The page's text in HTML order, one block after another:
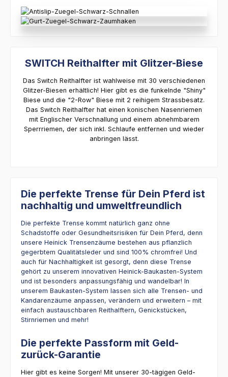
SWITCH Reithalfter mit Glitzer-Biese
Das Switch Reithalfter ist wahlweise mit 30 verschiedenen
Glitzer-Biesen erhältlich! Hier gibt es die funkelnde "Shiny"
Biese und die "2-Row" Biese mit 2 reihigem Strassbesatz.
Das Switch Reithalfter hat einen konischen Nasenriemen
mit Englischer Verschnallung und einem abnehmbarem
Sperrriemen, der sich inkl. Schlaufe entfernen und wieder
anbringen lässt.
Die perfekte Trense für Dein Pferd ist
nachhaltig und umweltfreundlich
Die perfekte Trense kommt natürlich ganz ohne
Schadstoffe oder Gesundheitsrisiken für Dein Pferd, denn
unsere Heinick Trensenzäume bestehen aus pflanzlich
gegerbtem Qualitätsleder und sind 100% chromfrei! Und
auch für Nachhaltigkeit ist gesorgt, denn diese Trense
gehört zu unserem innovativen Heinick-Baukasten-System
und ist besonders anpassungsfähig und wandelbar! In
unserem Baukasten-System lassen sich alle Trensen- und
Kandarenzäume anpassen, verändern und erweitern – mit
einfach austauschbaren Reithalftern, Genickstücken,
Stirnriemen und mehr!
Die perfekte Passform mit Geld-
zurück-Garantie
Hier gibt es keine Sorgen! Mit unserer 30-tägigen Geld-